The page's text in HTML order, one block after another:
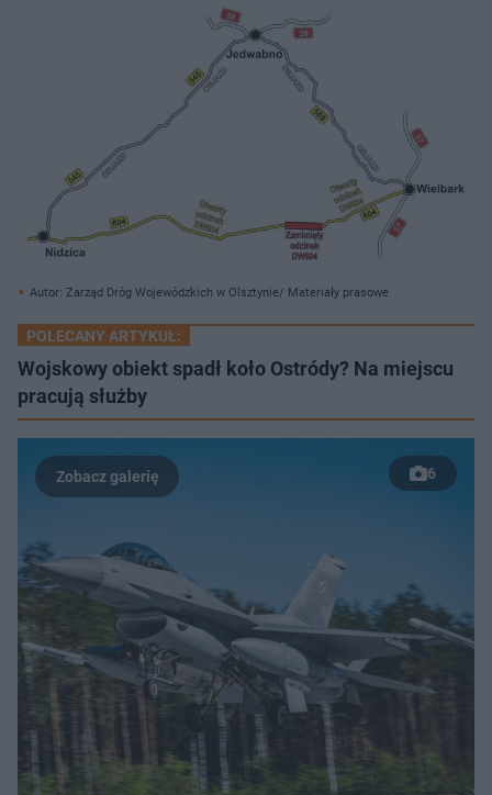
Autor: Zarząd Dróg Wojewódzkich w Olsztynie/ Materiały prasowe
POLECANY ARTYKUŁ:
Wojskowy obiekt spadł koło Ostródy? Na miejscu
pracują służby
6